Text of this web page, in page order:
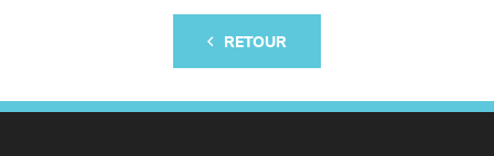
RETOUR